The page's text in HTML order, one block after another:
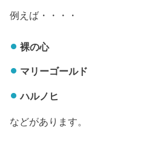
例えば・・・・
裸の心
マリーゴールド
ハルノヒ
などがあります。